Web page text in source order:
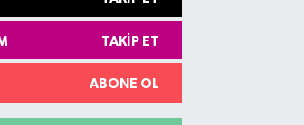
TAKIP ET
ABONE OL